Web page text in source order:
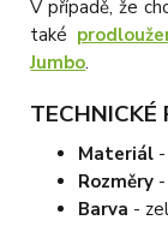
V případě, že
také
Jumbo.
TECHNICKÉ
Materiál
Rozměry
Barva -